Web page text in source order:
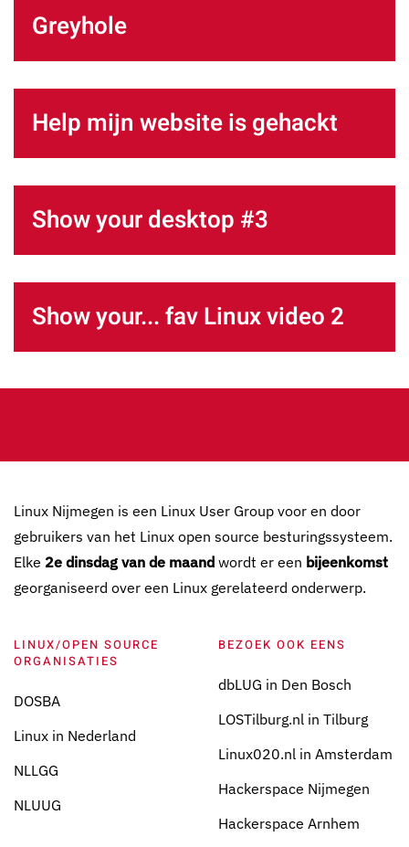
Greyhole
Help mijn website is gehackt
Show your desktop #3
Show your... fav Linux video 2
Linux Nijmegen is een Linux User Group voor en door
gebruikers van het Linux open source besturingssysteem.
Elke 2e dinsdag van de maand wordt er een bijeenkomst
georganiseerd over een Linux gerelateerd onderwerp.
LINUX/OPEN SOURCE
ORGANISATIES
DOSBA
Linux in Nederland
NLLGG
NLUUG
BEZOEK OOK EENS
dbLUG in Den Bosch
LOSTilburg.nl in Tilburg
Linux020.nl in Amsterdam
Hackerspace Nijmegen
Hackerspace Arnhem